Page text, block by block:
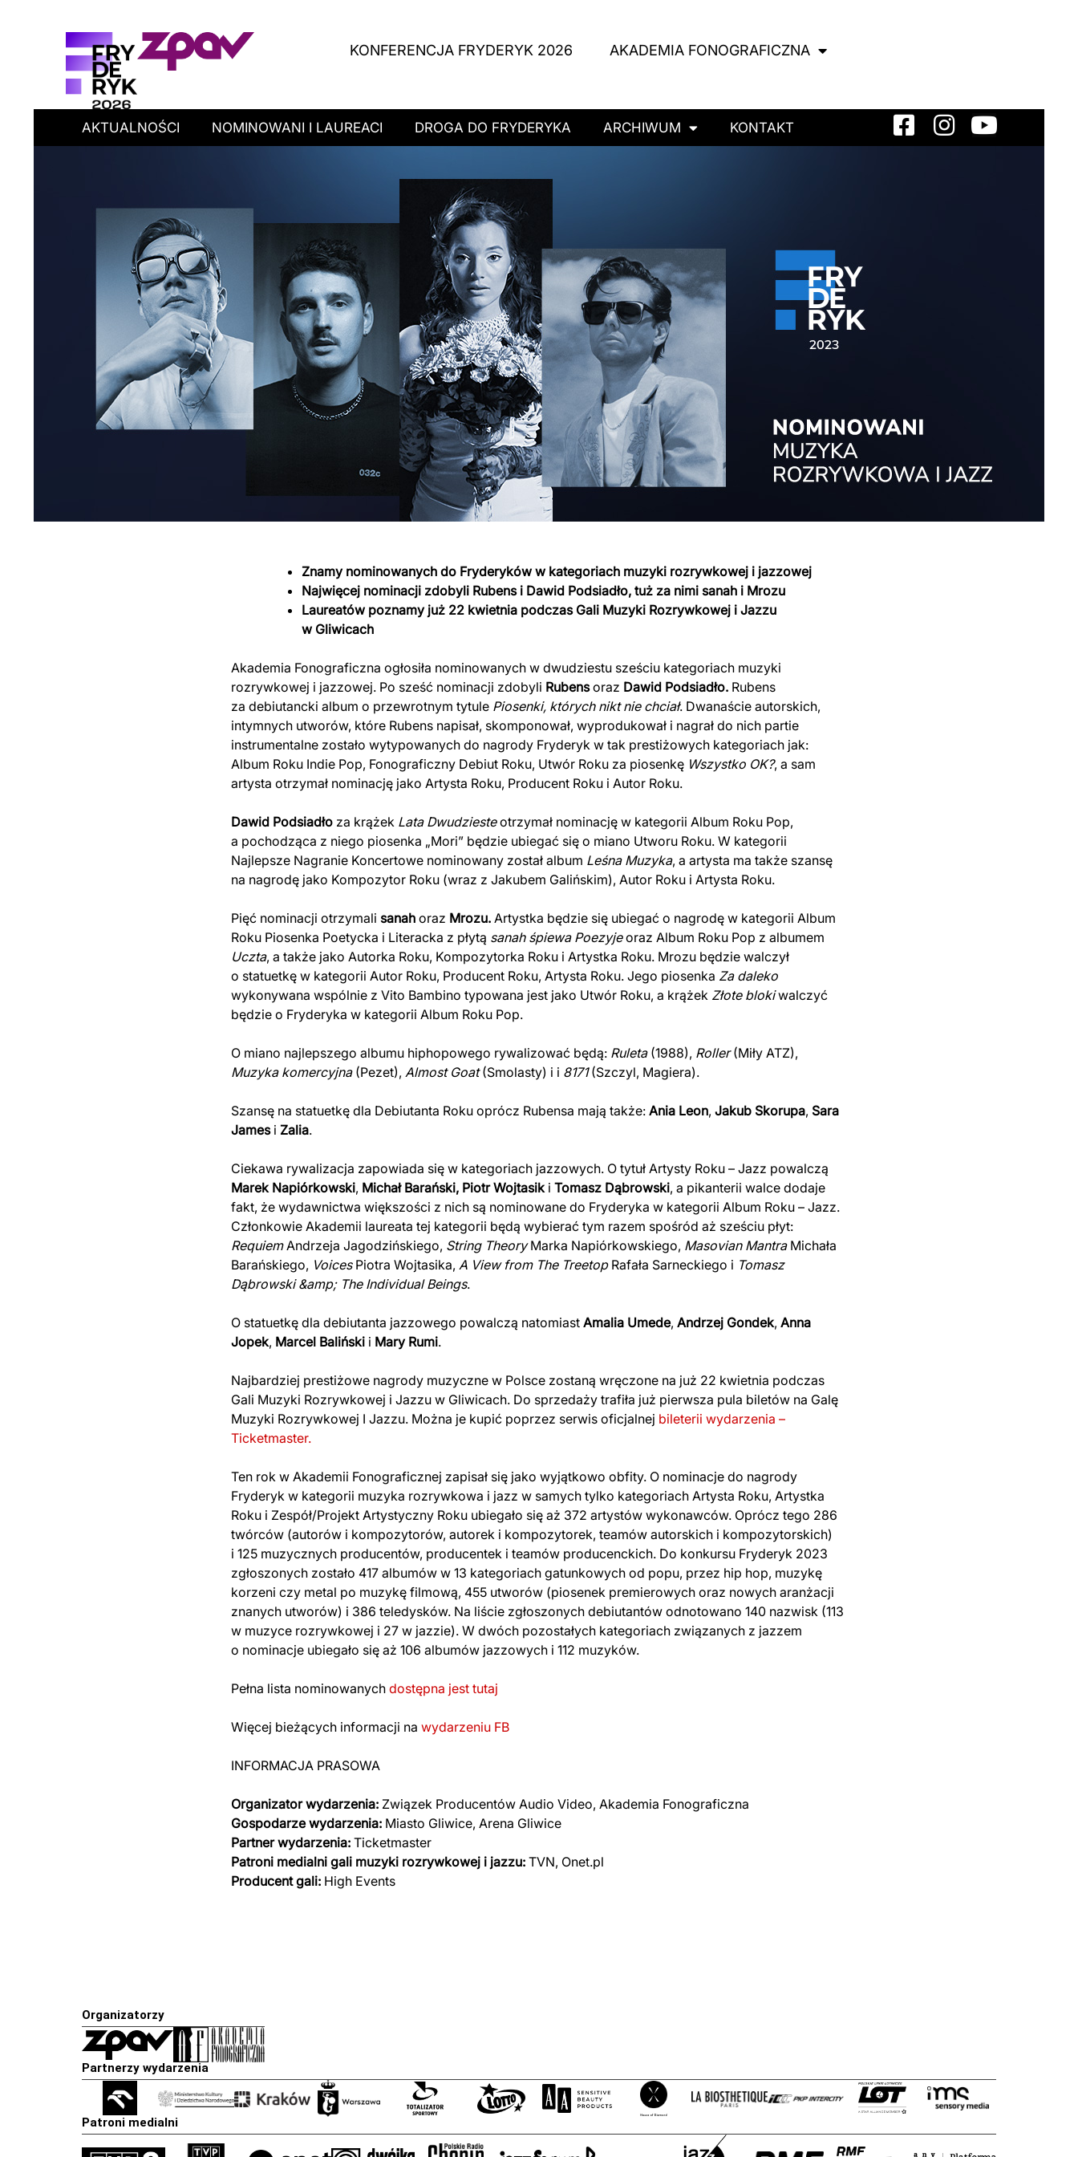
KONFERENCJA FRYDERYK 2026 AKADEMIA FONOGRAFICZNA
AKTUALNOŚCI NOMINOWANI I LAUREACI DROGA DO FRYDERYKA ARCHIWUM KONTAKT
Znamy nominowanych do Fryderyków w kategoriach muzyki rozrywkowej i jazzowej
Najwięcej nominacji zdobyli Rubens i Dawid Podsiadło, tuż za nimi sanah i Mrozu
Laureatów poznamy już 22 kwietnia podczas Gali Muzyki Rozrywkowej i Jazzu
w Gliwicach
Akademia Fonograficzna ogłosiła nominowanych w dwudziestu sześciu kategoriach muzyki
rozrywkowej i jazzowej. Po sześć nominacji zdobyli Rubensoraz Dawid Podsiadło. Rubens
za debiutancki album o przewrotnym tytule Piosenki, których nikt nie chciał. Dwanaście autorskich,
intymnych utworów, które Rubens napisał, skomponował, wyprodukował i nagrał do nich partie
instrumentalne zostało wytypowanych do nagrody Fryderyk w tak prestiżowych kategoriach jak:
Album Roku Indie Pop, Fonograficzny Debiut Roku, Utwór Roku za piosenkę Wszystko OK?, a sam
artysta otrzymał nominację jako Artysta Roku, Producent Roku i Autor Roku.
Dawid Podsiadło za krążek Lata Dwudziesteotrzymał nominację w kategorii Album Roku Pop,
a pochodząca z niego piosenka „Mori” będzie ubiegać się o miano Utworu Roku. W kategorii
Najlepsze Nagranie Koncertowe nominowany został album Leśna Muzyka, a artysta ma także szansę
na nagrodę jako Kompozytor Roku (wraz z Jakubem Galińskim), Autor Roku i Artysta Roku.
Pięć nominacji otrzymali sanah oraz Mrozu. Artystka będzie się ubiegać o nagrodę w kategorii Album
Roku Piosenka Poetycka i Literacka z płytą sanah śpiewa Poezyjeoraz Album Roku Pop z albumem
Uczta, a także jako Autorka Roku, Kompozytorka Roku i Artystka Roku. Mrozu będzie walczył
o statuetkę w kategorii Autor Roku, Producent Roku, Artysta Roku. Jego piosenka Za daleko
wykonywana wspólnie z Vito Bambino typowana jest jako Utwór Roku, a krążek Złote blokiwalczyć
będzie o Fryderyka w kategorii Album Roku Pop.
O miano najlepszego albumu hiphopowego rywalizować będą: Ruleta(1988), Roller(Miły ATZ),
Muzyka komercyjna(Pezet), Almost Goat(Smolasty) i i 8171(Szczyl, Magiera).
Szansę na statuetkę dla Debiutanta Roku oprócz Rubensa mają także: Ania Leon, Jakub Skorupa, Sara
Jamesi Zalia.
Ciekawa rywalizacja zapowiada się w kategoriach jazzowych. O tytuł Artysty Roku – Jazz powalczą
Marek Napiórkowski, Michał Barański, Piotr Wojtasiki Tomasz Dąbrowski, a pikanterii walce dodaje
fakt, że wydawnictwa większości z nich są nominowane do Fryderyka w kategorii Album Roku – Jazz.
Członkowie Akademii laureata tej kategorii będą wybierać tym razem spośród aż sześciu płyt:
RequiemAndrzeja Jagodzińskiego, String TheoryMarka Napiórkowskiego, Masovian MantraMichała
Barańskiego, VoicesPiotra Wojtasika, A View from The TreetopRafała Sarneckiego i Tomasz
Dąbrowski &amp; The Individual Beings.
O statuetkę dla debiutanta jazzowego powalczą natomiast Amalia Umede, Andrzej Gondek, Anna
Jopek, Marcel Baliński i Mary Rumi.
Najbardziej prestiżowe nagrody muzyczne w Polsce zostaną wręczone na już 22 kwietnia podczas
Gali Muzyki Rozrywkowej i Jazzu w Gliwicach. Do sprzedaży trafiła już pierwsza pula biletów na Galę
Muzyki Rozrywkowej I Jazzu. Można je kupić poprzez serwis oficjalnej bileterii wydarzenia –
Ticketmaster.
Ten rok w Akademii Fonograficznej zapisał się jako wyjątkowo obfity. O nominacje do nagrody
Fryderyk w kategorii muzyka rozrywkowa i jazz w samych tylko kategoriach Artysta Roku, Artystka
Roku i Zespół/Projekt Artystyczny Roku ubiegało się aż 372 artystów wykonawców. Oprócz tego 286
twórców (autorów i kompozytorów, autorek i kompozytorek, teamów autorskich i kompozytorskich)
i 125 muzycznych producentów, producentek i teamów producenckich. Do konkursu Fryderyk 2023
zgłoszonych zostało 417 albumów w 13 kategoriach gatunkowych od popu, przez hip hop, muzykę
korzeni czy metal po muzykę filmową, 455 utworów (piosenek premierowych oraz nowych aranżacji
znanych utworów) i 386 teledysków. Na liście zgłoszonych debiutantów odnotowano 140 nazwisk (113
w muzyce rozrywkowej i 27 w jazzie). W dwóch pozostałych kategoriach związanych z jazzem
o nominacje ubiegało się aż 106 albumów jazzowych i 112 muzyków.
Pełna lista nominowanych dostępna jest tutaj
Więcej bieżących informacji na wydarzeniu FB
INFORMACJA PRASOWA
Organizator wydarzenia: Związek Producentów Audio Video, Akademia Fonograficzna
Gospodarze wydarzenia: Miasto Gliwice, Arena Gliwice
Partner wydarzenia: Ticketmaster
Patroni medialni gali muzyki rozrywkowej i jazzu: TVN, Onet.pl
Producent gali: High Events
Organizatorzy
Partnerzy wydarzenia
Patroni medialni